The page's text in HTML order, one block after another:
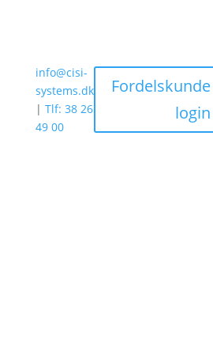
info@cisi-
systems.dk
| Tlf: 38 26
49 00
Fordelskunde
login